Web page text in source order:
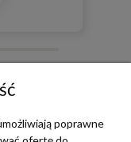
poprawne